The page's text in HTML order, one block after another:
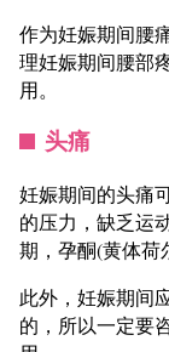
作为妊娠期间腰
理妊娠期间腰部
用。
头痛
妊娠期间的头痛
的压力，缺乏运
期，孕酮(黄体荷
此外，妊娠期间
的，所以一定要